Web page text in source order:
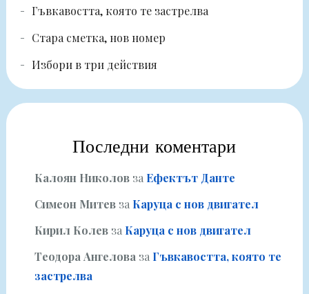
Гъвкавостта, която те застрелва
Стара сметка, нов номер
Избори в три действия
Последни коментари
Калоян Николовза Ефектът Данте
Симеон Митевза Каруца с нов двигател
Кирил Колевза Каруца с нов двигател
Теодора Ангеловаза Гъвкавостта, която те
застрелва